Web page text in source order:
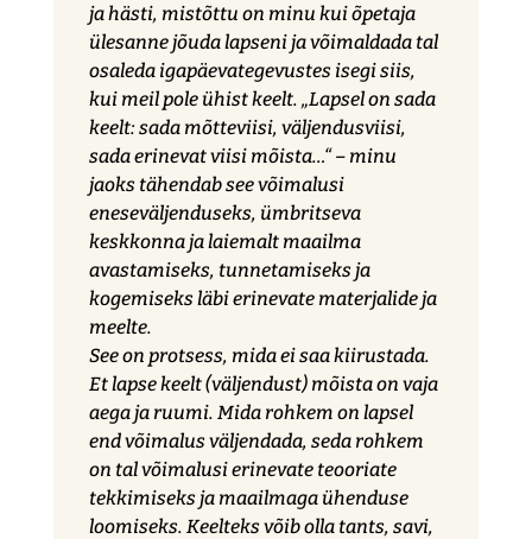
ja hästi, mistõttu on minu kui õpetaja
ülesanne jõuda lapseni ja võimaldada tal
osaleda igapäevategevustes isegi siis,
kui meil pole ühist keelt. „Lapsel on sada
keelt: sada mõtteviisi, väljendusviisi,
sada erinevat viisi mõista…“ – minu
jaoks tähendab see võimalusi
eneseväljenduseks, ümbritseva
keskkonna ja laiemalt maailma
avastamiseks, tunnetamiseks ja
kogemiseks läbi erinevate materjalide ja
meelte.
See on protsess, mida ei saa kiirustada.
Et lapse keelt (väljendust) mõista on vaja
aega ja ruumi. Mida rohkem on lapsel
end võimalus väljendada, seda rohkem
on tal võimalusi erinevate teooriate
tekkimiseks ja maailmaga ühenduse
loomiseks. Keelteks võib olla tants, savi,